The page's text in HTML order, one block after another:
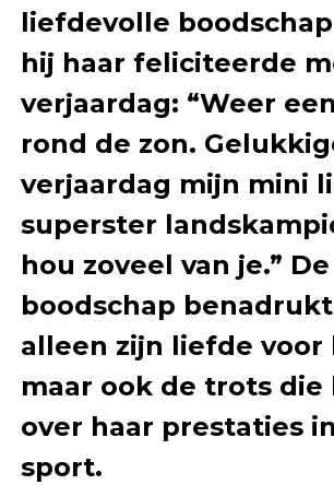
liefdevolle
hij haar feliciteerde
verjaardag: “Weer
rond de zon.
verjaardag mijn mini
superster
hou zoveel van je.” De
boodschap
alleen zijn liefde voor
maar ook de trots die
over haar prestaties
sport.